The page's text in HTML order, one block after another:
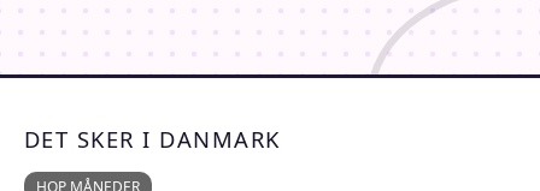
DET SKER I DANMARK
HOP MÅNEDER